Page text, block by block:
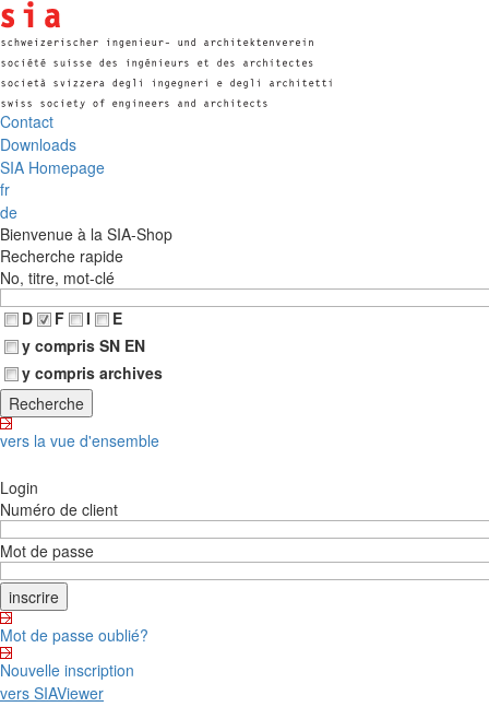
Contact
Downloads
SIA Homepage
fr
de
Bienvenue à la SIA-Shop
Recherche rapide
No, titre, mot-clé
D
F I
E
y compris SN EN
y compris archives
vers la vue d'ensemble
Login
Numéro de client
Mot de passe
Mot de passe oublié?
Nouvelle inscription
vers SIAViewer